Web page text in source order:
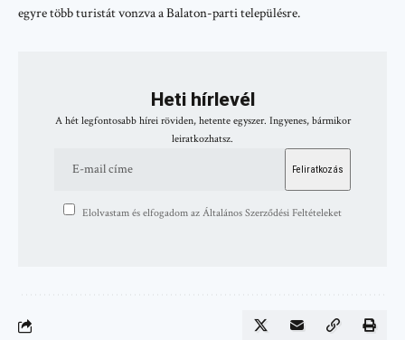
egyre több turistát vonzva aBalaton-parti településre.
Heti hírlevél
A hét legfontosabb hírei röviden, hetente egyszer. Ingyenes, bármikor
leiratkozhatsz.
Elolvastam és elfogadom az Általános Szerződési Feltételeket